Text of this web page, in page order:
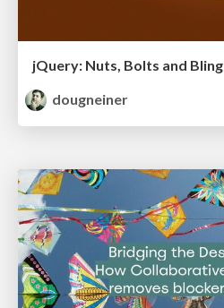
jQuery: Nuts, Bolts and Bling
dougneiner